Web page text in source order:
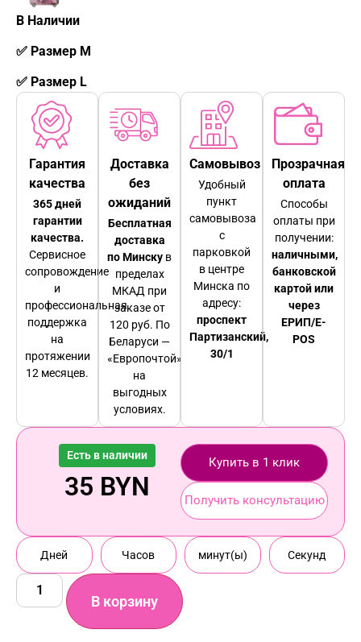
В Наличии
✅ Размер М
✅ Размер L
Гарантия
качества
365 дней
гарантии
качества.
Сервисное
сопровождение
и
профессиональная
поддержка
на
протяжении
12 месяцев.
Доставка
без
ожиданий
Бесплатная
доставка
по Минску в
пределах
МКАД при
заказе от
120 руб. По
Беларуси —
«Европочтой»
на
выгодных
условиях.
Самовывоз
Удобный
пункт
самовывоза
с
парковкой
в центре
Минска по
адресу:
проспект
Партизанский,
30/1
Прозрачная
оплата
Способы
оплаты при
получении:
наличными,
банковской
картой или
через
ЕРИП/E-
POS
Есть в наличии
35 BYN
Купить в 1 клик
Получить консультацию
Дней Часов минут(ы) Секунд
В корзину